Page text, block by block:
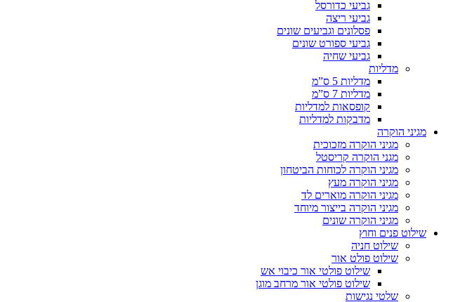
גביעי כדורסל
גביעי ריצה
פסלונים וגביעים שונים
גביעי ספורט שונים
גביעי שחיה
מדליות
מדליות 5 ס”מ
מדליות 7 ס”מ
קופסאות למדליות
מדבקות למדליות
מגיני הוקרה
מגיני הוקרה מזכוכית
מגני הוקרה קריסטל
מגיני הוקרה לכוחות הביטחון
מגיני הוקרה מעץ
מגיני הוקרה מוארים לד
מגיני הוקרה בייצור מיוחד
מגיני הוקרה שונים
שילוט פנים וחוץ
שילוט חניה
שילוט פולט אור
שילוט פולטי אור כיבוי אש
שילוט פולטי אור מרחב מוגן
שלטי נגישות